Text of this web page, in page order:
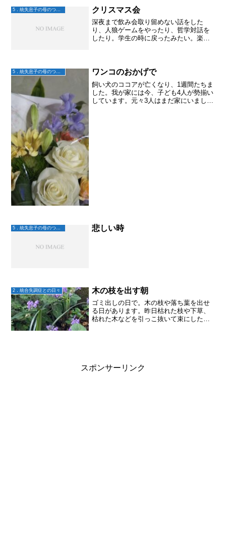
笑うっていい事だなって...
クリスマス会
深夜まで飲み会取り留めない話をした
り、人狼ゲームをやったり、哲学対話を
したり。学生の時に戻ったみたい。楽し
5．統失息子の母のつぶやき ワンコのおかげで
飼い犬のココアが亡くなり、1週間たちま
した。我が家には今、子ども4人が勢揃い
しています。元々3人はまだ家にいました
悲しい時
2．統合失調症との日々 木の枝を出す朝
ゴミ出しの日で。木の枝や落ち葉を出せ
る日があります。昨日枯れた枝や下草、
枯れた木などを引っこ抜いて束にしたん
スポンサーリンク